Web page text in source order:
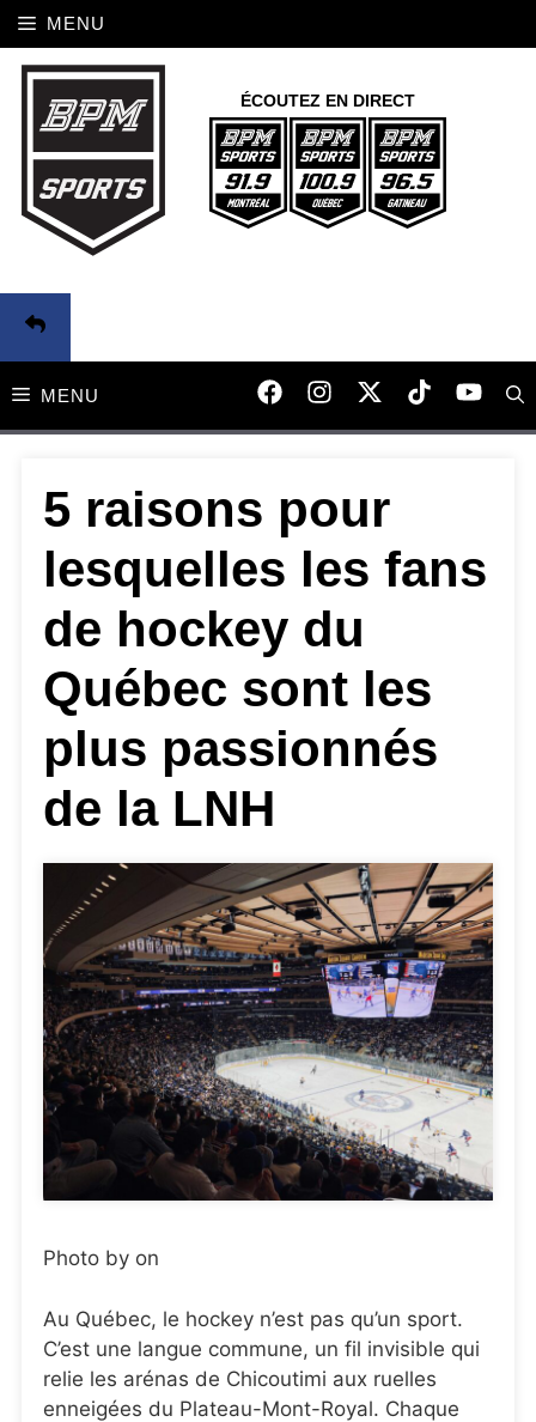
Aller
au
contenu
MENU
ÉCOUTEZ EN DIRECT
MENU
5 raisons pour
lesquelles les fans
de hockey du
Québec sont les
plus passionnés
de la LNH
Photo by on
Au Québec, le hockey n’est pas qu’un sport.
C’est une langue commune, un fil invisible qui
relie les arénas de Chicoutimi aux ruelles
enneigées du Plateau-Mont-Royal. Chaque